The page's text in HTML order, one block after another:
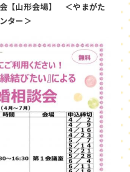
【山形会場】 ＜やまがた
ター＞